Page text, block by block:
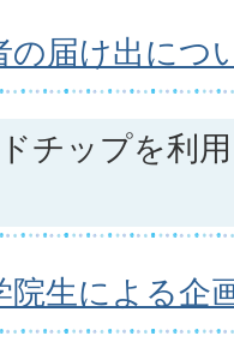
の届け出につ
チップを利
院生による企